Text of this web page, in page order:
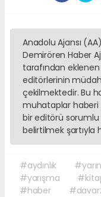
Anadolu Ajansı
Demirören Haber
tarafından
editörlerinin
çekilmektedir. Bu
muhataplar haberi
bir editörü
belirtilmek şartıyla
#aydınlık #yarın
#yarışma
#haber